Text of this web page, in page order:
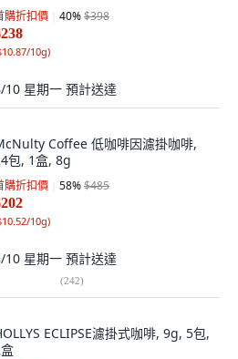
購折扣價 40%$398
10g)
10 星期一 預計送達
Coffee 低咖啡因濾掛咖啡,
包, 1盒, 8g
購折扣價 58%$485
10g)
10 星期一 預計送達
(242)
ECLIPSE濾掛式咖啡, 9g, 5包,